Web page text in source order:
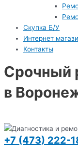
Скупка Б/У
Интернет
Контакты
Срочный
в
+7 (473) 222-